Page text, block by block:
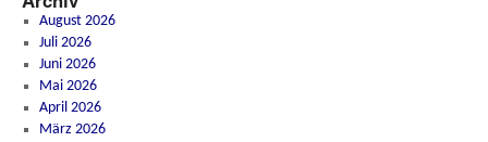
August 2026
Juli 2026
Juni 2026
Mai 2026
April 2026
März 2026